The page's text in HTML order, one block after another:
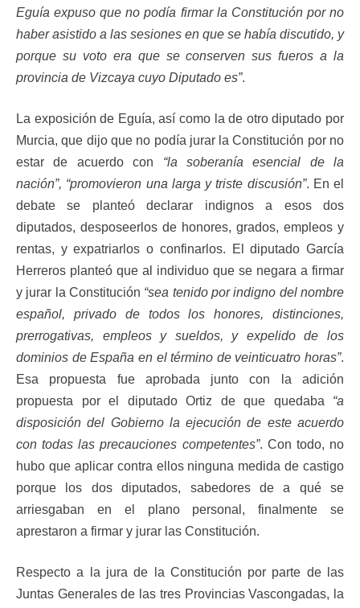
Eguía expuso que no podía firmar la Constitución por no
haber asistido a las sesiones en que se había discutido, y
porque su voto era que se conserven sus fueros a la
provincia de Vizcaya cuyo Diputado es”.
La exposición de Eguía, así como la de otro diputado por
Murcia, que dijo que no podía jurar la Constitución por no
estar de acuerdo con “la soberanía esencial de la
nación”, “promovieron una larga y triste discusión”. En el
debate se planteó declarar indignos a esos dos
diputados, desposeerlos de honores, grados, empleos y
rentas, y expatriarlos o confinarlos. El diputado García
Herreros planteó que al individuo que se negara a firmar
y jurar la Constitución “sea tenido por indigno del nombre
español, privado de todos los honores, distinciones,
prerrogativas, empleos y sueldos, y expelido de los
dominios de España en el término de veinticuatro horas”.
Esa propuesta fue aprobada junto con la adición
propuesta por el diputado Ortiz de que quedaba “a
disposición del Gobierno la ejecución de este acuerdo
con todas las precauciones competentes”. Con todo, no
hubo que aplicar contra ellos ninguna medida de castigo
porque los dos diputados, sabedores de a qué se
arriesgaban en el plano personal, finalmente se
aprestaron a firmar y jurar las Constitución.
Respecto a la jura de la Constitución por parte de las
Juntas Generales de las tres Provincias Vascongadas, la